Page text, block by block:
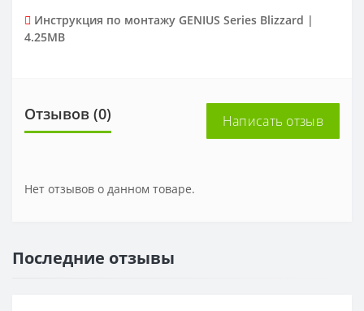
Инструкция по монтажу GENIUS Series Blizzard |
4.25MB
Отзывов (0) Написать отзыв
Нет отзывов о данном товаре.
Последние отзывы